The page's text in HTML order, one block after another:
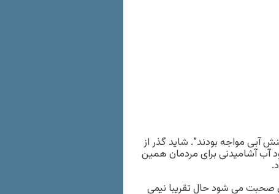
کشور در تابستان سال جاری ۵۴۷ شهر با تنش آبی مواجه بودند”. شاید گذر از
آب آشامیدنی برای مردمان همین
صحبت می شود حال تقریبا نیمی